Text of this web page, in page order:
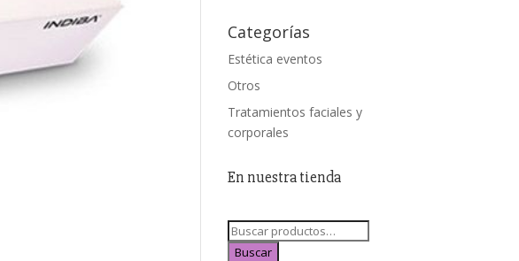
Categorías
Estética eventos
Otros
Tratamientos faciales y
corporales
En nuestra tienda
Buscar